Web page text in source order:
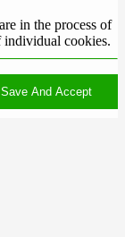
in the process of
individual cookies.
Save And Accept